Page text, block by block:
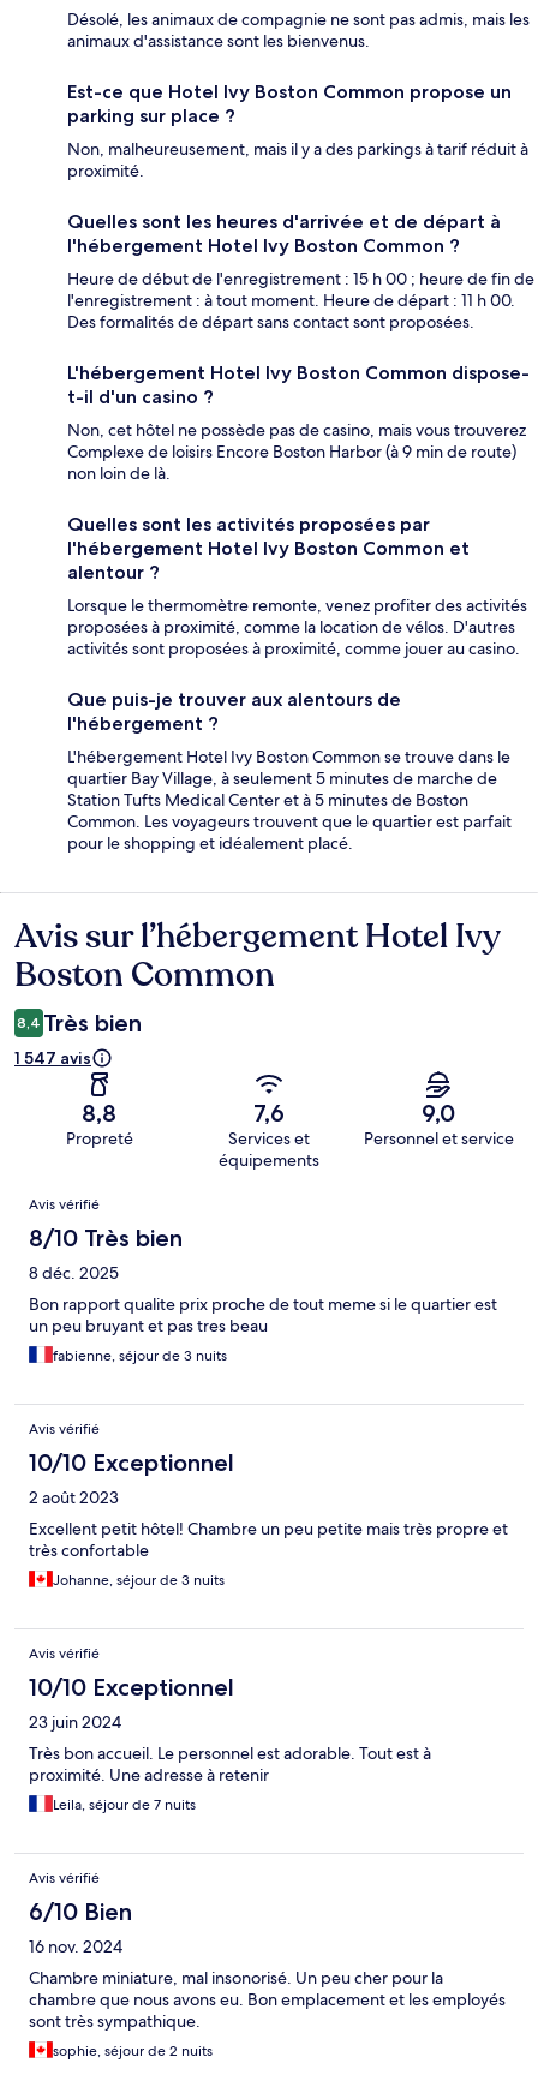
Désolé, les animaux de compagnie ne sont pas admis, mais les
animaux d'assistance sont les bienvenus.
Est-ce que Hotel Ivy Boston Common propose un
parking sur place ?
Non, malheureusement, mais il y a des parkings à tarif réduit à
proximité.
Quelles sont les heures d'arrivée et de départ à
l'hébergement Hotel Ivy Boston Common ?
Heure de début de l'enregistrement : 15 h 00 ; heure de fin de
l'enregistrement : à tout moment. Heure de départ : 11 h 00.
Des formalités de départ sans contact sont proposées.
L'hébergement Hotel Ivy Boston Common dispose-
t-il d'un casino ?
Non, cet hôtel ne possède pas de casino, mais vous trouverez
Complexe de loisirs Encore Boston Harbor (à 9 min de route)
non loin de là.
Quelles sont les activités proposées par
l'hébergement Hotel Ivy Boston Common et
alentour ?
Lorsque le thermomètre remonte, venez profiter des activités
proposées à proximité, comme la location de vélos. D'autres
activités sont proposées à proximité, comme jouer au casino.
Que puis-je trouver aux alentours de
l'hébergement ?
L'hébergement Hotel Ivy Boston Common se trouve dans le
quartier Bay Village, à seulement 5 minutes de marche de
Station Tufts Medical Center et à 5 minutes de Boston
Common. Les voyageurs trouvent que le quartier est parfait
pour le shopping et idéalement placé.
Avis
Avis sur l’hébergement Hotel Ivy
Boston Common
8,4 Très bien
1 547 avis
8,8
Propreté
7,6
Services et
équipements
9,0
Personnel et service
Avis
Avis vérifié
8/10 Très bien
8 déc. 2025
Bon rapport qualite prix proche de tout meme si le quartier est
un peu bruyant et pas tres beau
fabienne, séjour de 3 nuits
Avis vérifié
10/10 Exceptionnel
2 août 2023
Excellent petit hôtel! Chambre un peu petite mais très propre et
très confortable
Johanne, séjour de 3 nuits
Avis vérifié
10/10 Exceptionnel
23 juin 2024
Très bon accueil. Le personnel est adorable. Tout est à
proximité. Une adresse à retenir
Leila, séjour de 7 nuits
Avis vérifié
6/10 Bien
16 nov. 2024
Chambre miniature, mal insonorisé. Un peu cher pour la
chambre que nous avons eu. Bon emplacement et les employés
sont très sympathique.
sophie, séjour de 2 nuits